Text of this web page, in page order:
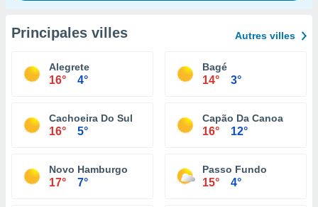
Principales villes Autres villes
Alegrete
16° 4°
Bagé
14° 3°
Cachoeira Do Sul
16° 5°
Capão Da Canoa
16° 12°
Novo Hamburgo
17° 7°
Passo Fundo
15° 4°